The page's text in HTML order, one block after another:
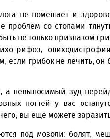
не помешает и
проблем со стопами
не только признаком
если грибок не лечить,
а невыносимый зуд
ногтей у вас
вы еще можете
под мозоли: болят,